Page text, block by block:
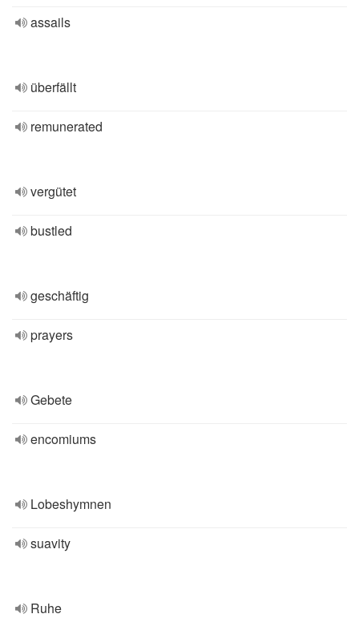
assails
überfällt
remunerated
vergütet
bustled
geschäftig
prayers
Gebete
encomiums
Lobeshymnen
suavity
Ruhe